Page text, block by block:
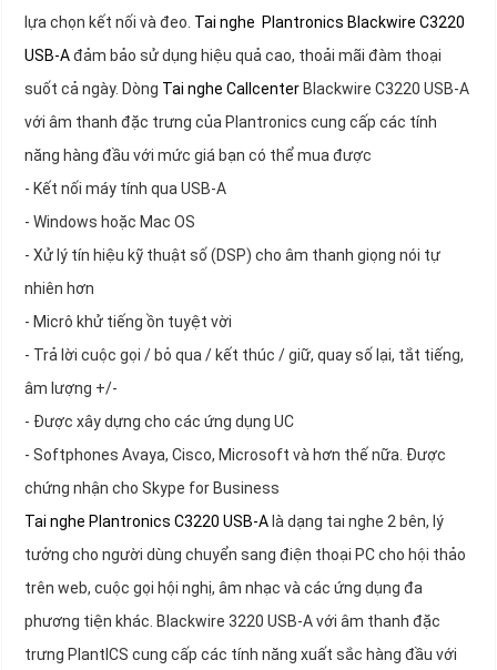
lựa chọn kết nối và đeo. Tai nghe Plantronics Blackwire C3220
USB-Ađảm bảo sử dụng hiệu quả cao, thoải mãi đàm thoại
suốt cả ngày. Dòng Tai nghe Callcenter Blackwire C3220 USB-A
với âm thanh đặc trưng của Plantronics cung cấp các tính
năng hàng đầu với mức giá bạn có thể mua được
- Kết nối máy tính qua USB-A
- Windows hoặc Mac OS
- Xử lý tín hiệu kỹ thuật số (DSP) cho âm thanh giọng nói tự
nhiên hơn
- Micrô khử tiếng ồn tuyệt vời
- Trả lời cuộc gọi / bỏ qua / kết thúc / giữ, quay số lại, tắt tiếng,
âm lượng +/-
- Được xây dựng cho các ứng dụng UC
- Softphones Avaya, Cisco, Microsoft và hơn thế nữa. Được
chứng nhận cho Skype for Business
Tai nghe Plantronics C3220 USB-A là dạng tai nghe 2 bên, lý
tưởng cho người dùng chuyển sang điện thoại PC cho hội thảo
trên web, cuộc gọi hội nghị, âm nhạc và các ứng dụng đa
phương tiện khác. Blackwire 3220 USB-A với âm thanh đặc
trưng PlantICS cung cấp các tính năng xuất sắc hàng đầu với